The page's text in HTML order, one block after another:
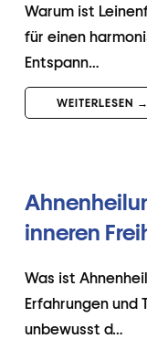
Warum ist
für einen
Entspann…
WEITERLESEN →
inneren
Was ist
Erfahrungen und
unbewusst d…